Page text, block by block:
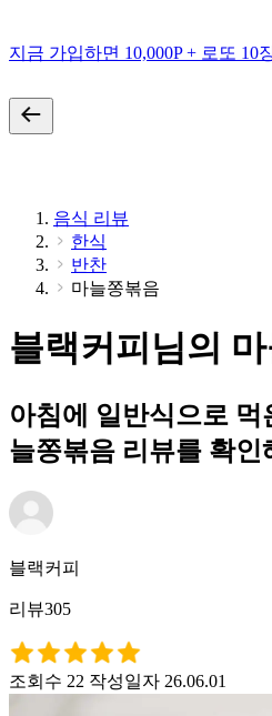
지금 가입하면 10,000P + 로또 10
음식 리뷰
한식
반찬
마늘쫑볶음
블랙커피님의
아침에 일반식으로
늘쫑볶음 리뷰를 확인
블랙커피
리뷰305
조회수 22 작성일자 26.06.01